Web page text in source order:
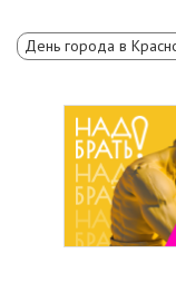
День города в